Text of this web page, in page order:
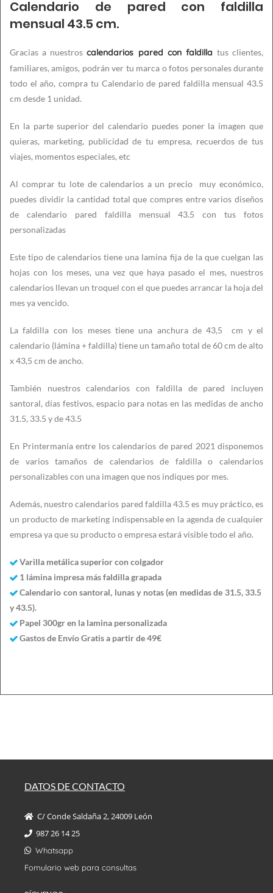
Calendario de pared con faldilla
mensual 43.5 cm.
Gracias a nuestroscalendarios pared con faldilla tus clientes,
familiares, amigos, podrán ver tu marca o fotos personales durante
todo el año, compra tu Calendario de pared faldilla mensual 43.5
cm desde 1 unidad.
En la parte superior del calendario puedes poner la imagen que
quieras, marketing, publicidad de tu empresa, recuerdos de tus
viajes, momentos especiales, etc
Al comprar tu lote de calendarios a un precio muy económico,
puedes dividir la cantidad total que compres entre varios diseños
de calendario pared faldilla mensual 43.5 con tus fotos
personalizadas
Este tipo de calendarios tiene una lamina fija de la que cuelgan las
hojas con los meses, una vez que haya pasado el mes, nuestros
calendarios llevan un troquel con el que puedes arrancar la hoja del
mes ya vencido.
La faldilla con los meses tiene una anchura de 43,5 cm y el
calendario (lámina + faldilla) tiene un tamaño total de 60 cm de alto
x 43,5 cm de ancho.
También nuestros calendarios con faldilla de pared incluyen
santoral, días festivos, espacio para notas en las medidas de ancho
31.5, 33.5 y de 43.5
En Printermanía entre los calendarios de pared 2021 disponemos
de varios tamaños de calendarios de faldilla o calendarios
personalizables con una imagen que nos indiques por mes.
Además, nuestro calendarios pared faldilla 43.5 es muy práctico, es
un producto de marketing indispensable en la agenda de cualquier
empresa ya que su producto o empresa estará visible todo el año.
Varilla metálica superior con colgador
1 lámina impresa más faldilla grapada
Calendario con santoral, lunas y notas (en medidas de 31.5, 33.5
y 43.5).
Papel 300gr en la lamina personalizada
Gastos de Envío Gratis a partir de 49€
DATOS DE CONTACTO
C/ Conde Saldaña 2, 24009 León
987 26 14 25
Whatsapp
Fomulario web para consultas